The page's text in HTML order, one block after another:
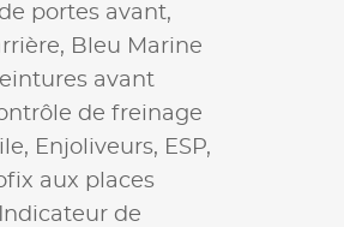
portes avant,
Bleu Marine
avant
de freinage
Enjoliveurs, ESP,
aux places
Indicateur de